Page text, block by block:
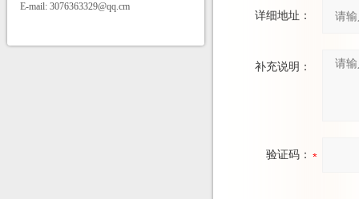
E-mail: 3076363329@qq.cm
详细地址：
补充说明：
验证码：